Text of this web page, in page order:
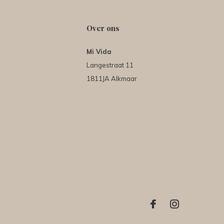
Over ons
Mi Vida
Langestraat 11
1811JA Alkmaar